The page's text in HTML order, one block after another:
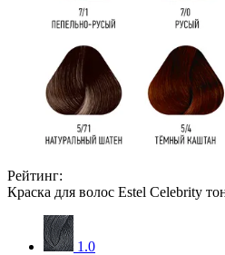
Рейтинг:
Краска для волос Estel Celebrity
1.0